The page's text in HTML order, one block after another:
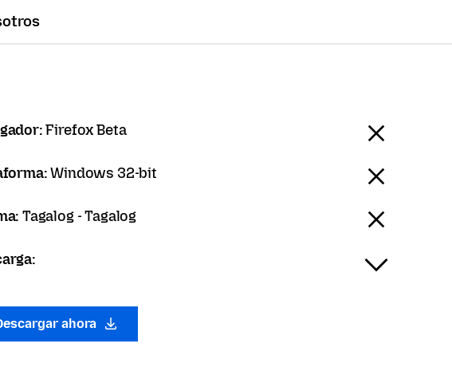
Firefox Beta
Windows 32-bit
Tagalog - Tagalog
ahora